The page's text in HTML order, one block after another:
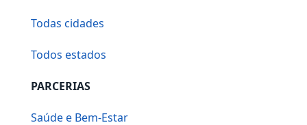
Todas cidades
Todos estados
PARCERIAS
Saúde e Bem-Estar